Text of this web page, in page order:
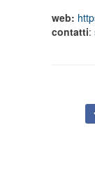
web:
contatti: